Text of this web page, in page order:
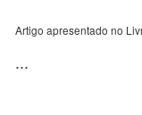
Artigo apresentado no
...